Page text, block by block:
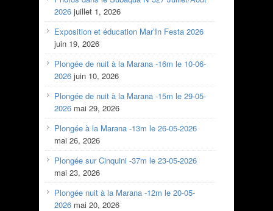
2026 juillet 1, 2026
Exposition et éducation Mar’In Festa 2026
juin 19, 2026
Plongée de nuit à la Marana -16m le 10-06-
2026 juin 10, 2026
Plongée de nuit à la Marana -15m le 29-05-
2026 mai 29, 2026
Plongée à la Marana -13m le 26-05-2026
mai 26, 2026
Plongée sur Cinquini -37m le 23-05-2026
mai 23, 2026
Plongée nuit à la Marana -12m le 20-05-
2026 mai 20, 2026